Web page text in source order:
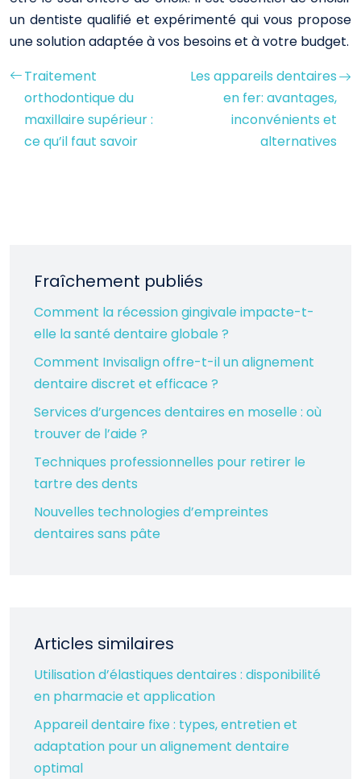
un dentiste qualifié et expérimenté qui vous propose
une solution adaptée à vos besoins et à votre budget.
Traitement
orthodontique du
maxillaire supérieur :
ce qu’il faut savoir
Les appareils dentaires
en fer: avantages,
inconvénients et
alternatives
Fraîchement publiés
Comment la récession gingivale impacte-t-
elle la santé dentaire globale ?
Comment Invisalign offre-t-il un alignement
dentaire discret et efficace ?
Services d’urgences dentaires en moselle : où
trouver de l’aide ?
Techniques professionnelles pour retirer le
tartre des dents
Nouvelles technologies d’empreintes
dentaires sans pâte
Articles similaires
Utilisation d’élastiques dentaires : disponibilité
en pharmacie et application
Appareil dentaire fixe : types, entretien et
adaptation pour un alignement dentaire
optimal